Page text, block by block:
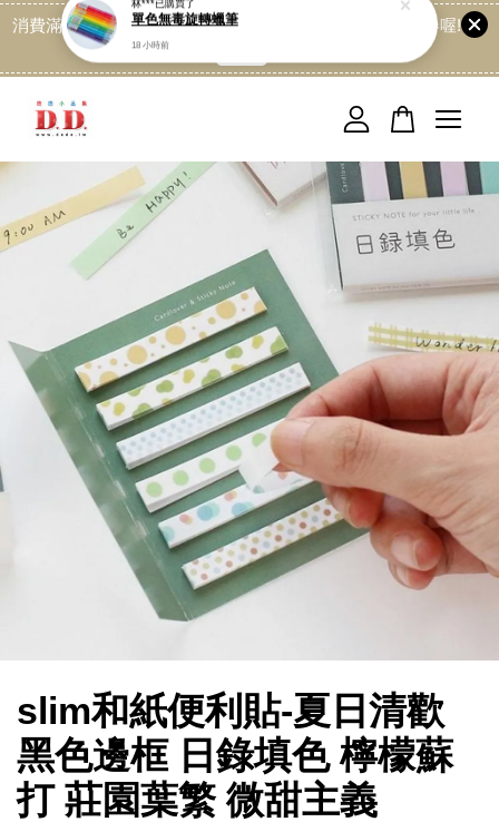
消費滿499免運喔, 記得加LINE:@dede168 領取專屬折扣券喔!
slim和紙便利貼-夏日清歡
黑色邊框 日錄填色 檸檬蘇
打 莊園葉繁 微甜主義
您的購物車目前還是空的。
繼續購物